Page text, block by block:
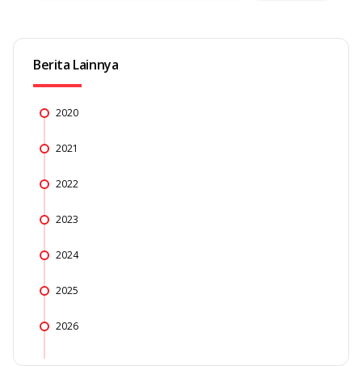
Berita Lainnya
2020
2021
2022
2023
2024
2025
2026